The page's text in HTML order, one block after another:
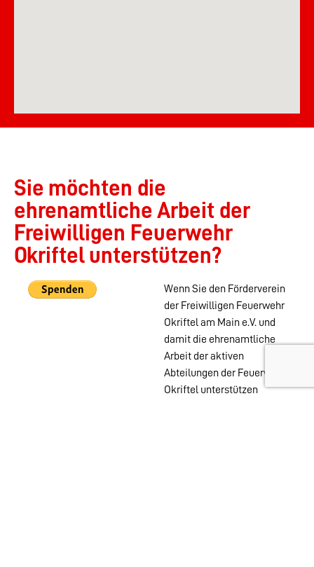
Sie möchten die
ehrenamtliche Arbeit der
Freiwilligen Feuerwehr
Okriftel unterstützen?
Wenn Sie den Förderverein
der Freiwilligen Feuerwehr
Okriftel am Main e.V. und
damit die ehrenamtliche
Arbeit der aktiven
Abteilungen der Feuerwehr
Okriftel unterstützen